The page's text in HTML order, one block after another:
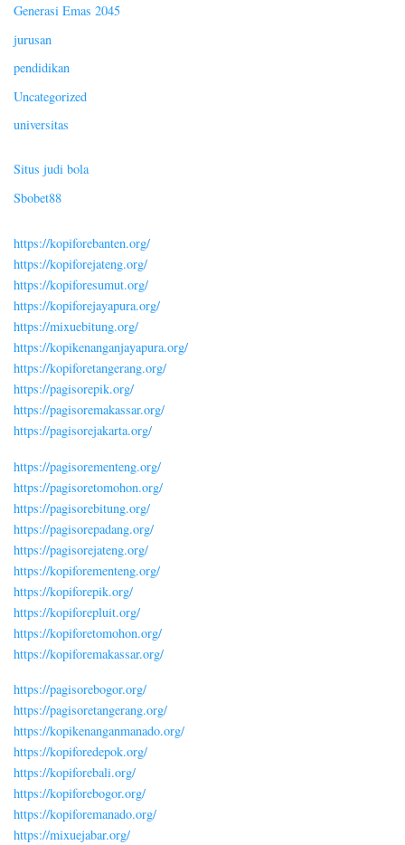
Generasi Emas 2045
jurusan
pendidikan
Uncategorized
universitas
Situs judi bola
Sbobet88
https://kopiforebanten.org/
https://kopiforejateng.org/
https://kopiforesumut.org/
https://kopiforejayapura.org/
https://mixuebitung.org/
https://kopikenanganjayapura.org/
https://kopiforetangerang.org/
https://pagisorepik.org/
https://pagisoremakassar.org/
https://pagisorejakarta.org/
https://pagisorementeng.org/
https://pagisoretomohon.org/
https://pagisorebitung.org/
https://pagisorepadang.org/
https://pagisorejateng.org/
https://kopiforementeng.org/
https://kopiforepik.org/
https://kopiforepluit.org/
https://kopiforetomohon.org/
https://kopiforemakassar.org/
https://pagisorebogor.org/
https://pagisoretangerang.org/
https://kopikenanganmanado.org/
https://kopiforedepok.org/
https://kopiforebali.org/
https://kopiforebogor.org/
https://kopiforemanado.org/
https://mixuejabar.org/